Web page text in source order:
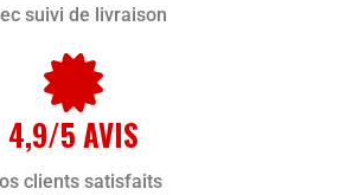
suivi de livraison
4,9/5 AVIS
clients satisfaits